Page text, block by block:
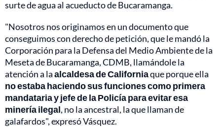
surte de agua al acueducto de Bucaramanga.
"Nosotros nos originamos en un documento que
conseguimos con derecho de petición, que le mandó la
Corporación para la Defensa del Medio Ambiente de la
Meseta de Bucaramanga, CDMB, llamándole la
atención a laalcaldesa de Californiaque porque ella
no estaba haciendo sus funciones como primera
mandataria y jefe de la Policía para evitar esa
minería ilegal, no la ancestral, la que llaman de
galafardos", expresó Vásquez.